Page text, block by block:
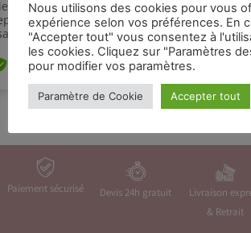
Paiement sécurisé Devis 24h gratuit
Livraison
& Retrait
Nous utilisons des cookies pour vous
expérience selon vos préférences. En
"Accepter tout" vous consentez à
les cookies. Cliquez sur "Paramètres
pour modifier vos paramètres.
Paramètre de Cookie Accepter tout